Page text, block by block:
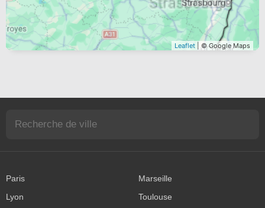
Leaflet | © Google Maps
Paris
Marseille
Lyon
Toulouse